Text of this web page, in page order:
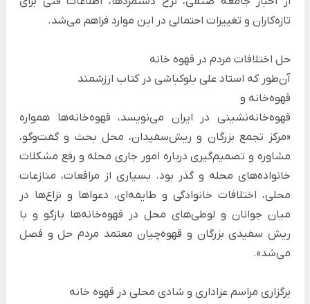
تازه‌کاران و تغییرات احتمالی در این موارد فراهم می‌شد.
حل اختلافات مردم در قهوه خانه
آن‌طور که استاد علی بلوکباشی در کتاب ارزشمند
قهوه‌خانه و
قهوه‌خانه‌نشینی در ایران می‌نویسد، قهوه‌خانه‌ها همواره
«مرکز تجمع بزرگان و ریش‌سفیدان، محل بحث و گفت‌وگو،
مشاوره و تصمیم‌گیری درباره امور جاری محله و رفع مشکلات
خانواده‌های محله و گذر بود. بسیاری از مرافعات، منازعات
محلی، اختلافات خانوادگی و طایفه‌ای، دعواها و نزاع‌ها در
میان جوانان و لوطی‌های محل در قهوه‌خانه‌ها بازگو و با
ریش سفیدی بزرگان و قهوه‌چیان معتمد مردم حل و فصل
می‌شد».
برگزاری مراسم عزاداری و شادی محلی در قهوه خانه